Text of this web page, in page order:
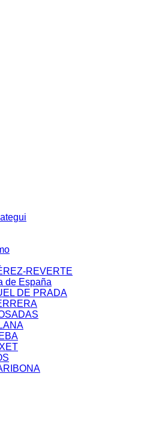
REVERTE
de España
DE PRADA